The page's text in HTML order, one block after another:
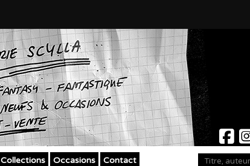
Collections Occasions Contact